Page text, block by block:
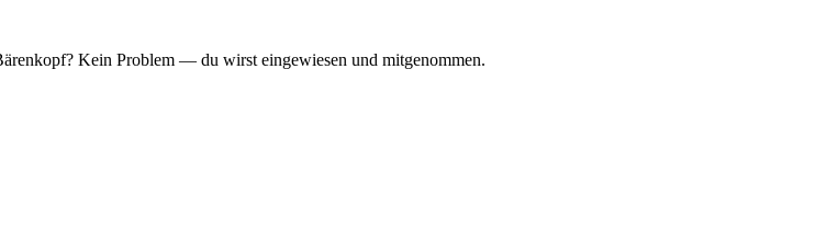
Kein Problem — du wirst eingewiesen und mitgenommen.